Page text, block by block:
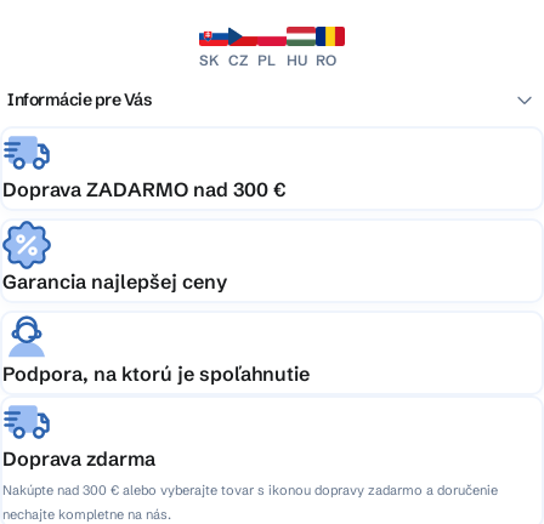
SK CZ PL HU RO
Informácie pre Vás
Doprava ZADARMO nad 300 €
Garancia najlepšej ceny
Podpora, na ktorú je spoľahnutie
Doprava zdarma
Nakúpte nad 300 € alebo vyberajte tovar s ikonou dopravy zadarmo a doručenie
nechajte kompletne na nás.